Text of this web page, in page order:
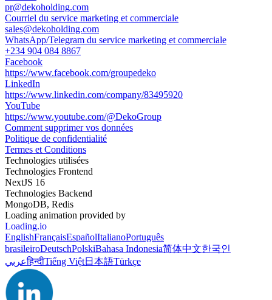
pr@dekoholding.com
Courriel du service marketing et commerciale
sales@dekoholding.com
WhatsApp/Telegram du service marketing et commerciale
+234 904 084 8867
Facebook
https://www.facebook.com/groupedeko
LinkedIn
https://www.linkedin.com/company/83495920
YouTube
https://www.youtube.com/@DekoGroup
Comment supprimer vos données
Politique de confidentialité
Termes et Conditions
Technologies utilisées
Technologies Frontend
NextJS 16
Technologies Backend
MongoDB, Redis
Loading animation provided by
Loading.io
EnglishFrançaisEspañolItalianoPortuguês
brasileiroDeutschPolskiBahasa Indonesia简体中文한국인
عربيहिन्दीTiếng Việt日本語Türkçe